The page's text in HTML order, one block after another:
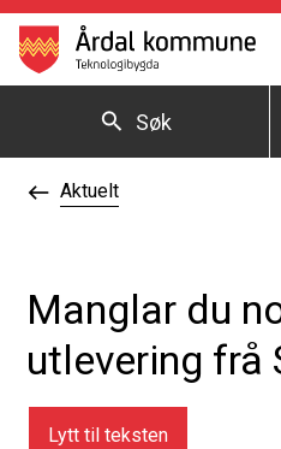
Årdal kommune
Søk
Du er her:
Aktuelt
Manglar du
utlevering frå
Lytt til teksten